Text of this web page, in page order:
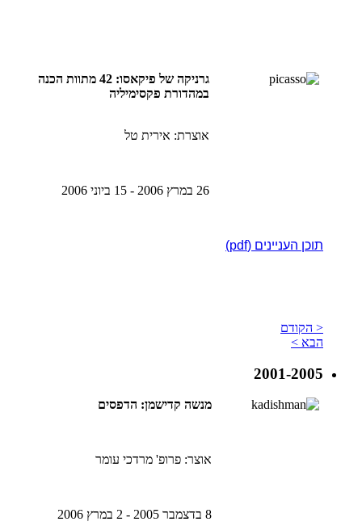
גרניקה של פיקאסו: 42 מתוות הכנה
במהדורת פקסימיליה
אוצרת: אירית טל
26 במרץ 2006 - 15 ביוני 2006
תוכן העניינים (pdf)
< הקודם
הבא >
2001-2005
מנשה קדישמן: הדפסים
אוצר: פרופ' מרדכי עומר
8 בדצמבר 2005 - 2 במרץ 2006